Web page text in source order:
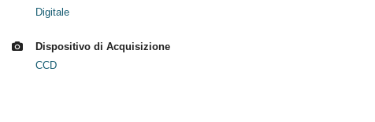
Digitale
Dispositivo di Acquisizione
CCD